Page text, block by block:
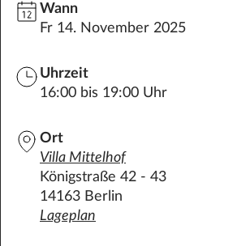
Kontakt
Wann
Fr 14. November 2025
Uhrzeit
16:00 bis 19:00 Uhr
Ort
Villa Mittelhof
Königstraße 42 - 43
14163 Berlin
Lageplan